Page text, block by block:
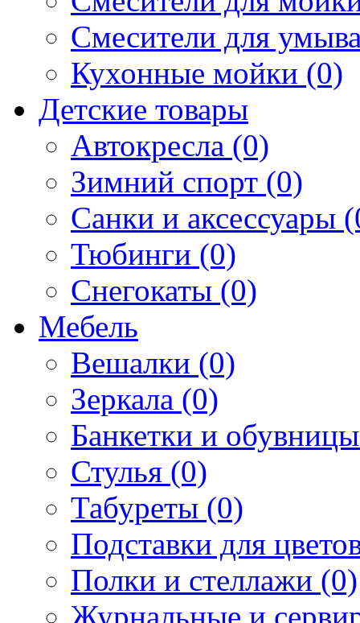
Смесители для
Кухонные мойки (0)
Детские товары
Автокресла (0)
Зимний спорт (0)
Санки и аксессуары
Тюбинги (0)
Снегокаты (0)
Мебель
Вешалки (0)
Зеркала (0)
Банкетки и
Стулья (0)
Табуреты (0)
Подставки для
Полки и стеллажи (0)
Журнальные и